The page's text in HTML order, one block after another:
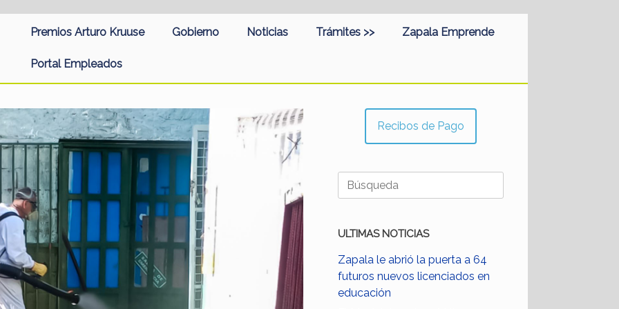
Premios Arturo Kruuse Gobierno Noticias Trámites >> Zapala Emprende
Portal Empleados
Recibos de Pago
Buscar:
ULTIMAS NOTICIAS
Zapala le abrió la puerta a 64
futuros nuevos licenciados en
educación